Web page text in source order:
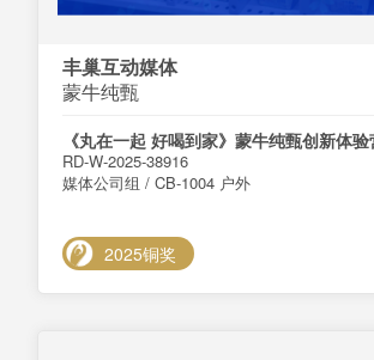
丰巢互动媒体
蒙牛纯甄
《丸在一起 好喝到家》蒙牛纯甄创新体
RD-W-2025-38916
媒体公司组 / CB-1004 户外
2025铜奖